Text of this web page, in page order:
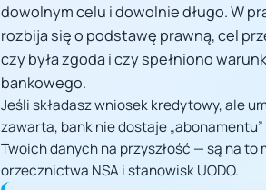
dowolnym celu i dowolnie długo. W
rozbija się o podstawę prawną, cel
czy była zgoda i czy spełniono
bankowego.
Jeśli składasz wniosek kredytowy, ale
zawarta, bank nie dostaje
Twoich danych na przyszłość — są na to
orzecznictwa NSA i stanowisk UODO.